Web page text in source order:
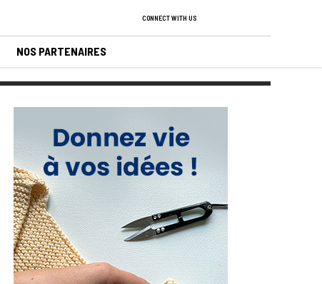
CONNECT WITH US
NOS PARTENAIRES